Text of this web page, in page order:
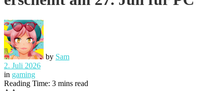
by Sam
2. Juli 2026
in gaming
Reading Time: 3 mins read